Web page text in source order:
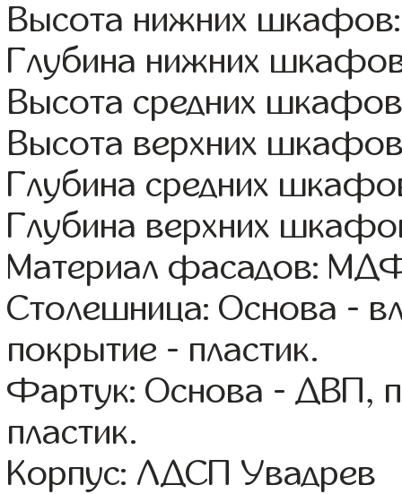
Высота нижних
Глубина нижних
Высота средних
Высота верхних
Глубина средних
Глубина верхних
Материал фасадов:
Столешница: Основа -
покрытие - пластик.
Фартук: Основа - ДВП,
пластик.
Корпус: ЛДСП Увадрев